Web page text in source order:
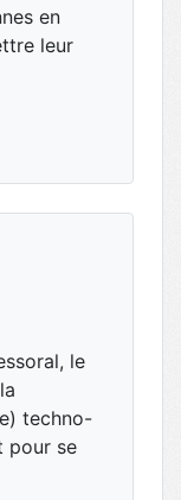
en
leur
le
techno-
pour se